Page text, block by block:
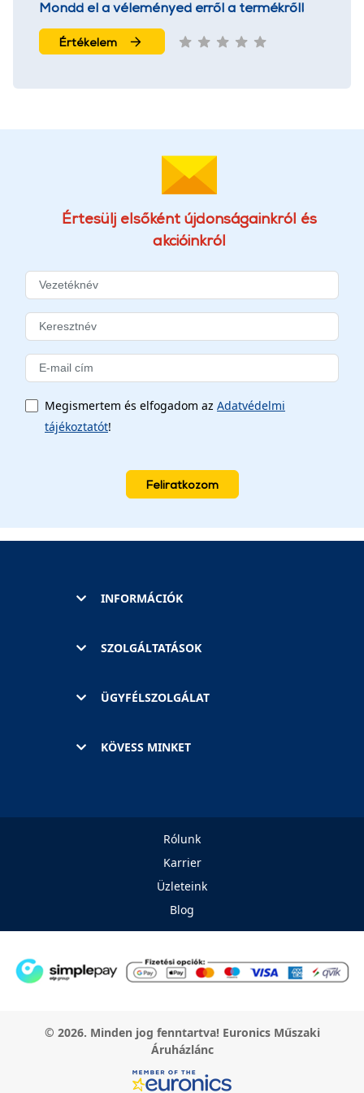
Mondd el a véleményed erről a termékről!
Értékelem
Értesülj elsőként újdonságainkról és
akcióinkról
Megismertem és elfogadom az Adatvédelmi
tájékoztatót!
Feliratkozom
INFORMÁCIÓK
SZOLGÁLTATÁSOK
ÜGYFÉLSZOLGÁLAT
KÖVESS MINKET
Rólunk
Karrier
Üzleteink
Blog
© 2026. Minden jog fenntartva! Euronics Műszaki
Áruházlánc